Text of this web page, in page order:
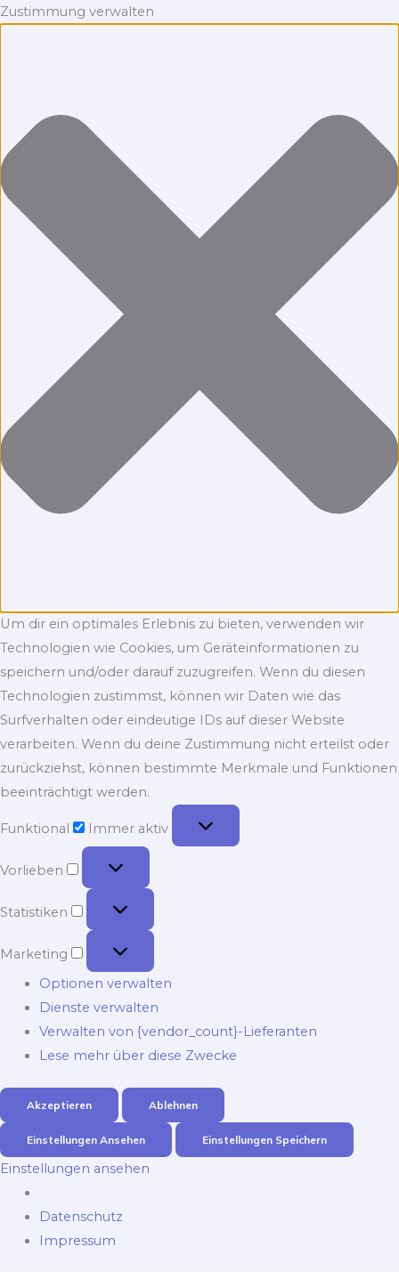
Zustimmung verwalten
Um dir ein optimales Erlebnis zu bieten, verwenden wir
Technologien wie Cookies, um Geräteinformationen zu
speichern und/oder darauf zuzugreifen. Wenn du diesen
Technologien zustimmst, können wir Daten wie das
Surfverhalten oder eindeutige IDs auf dieser Website
verarbeiten. Wenn du deine Zustimmung nicht erteilst oder
zurückziehst, können bestimmte Merkmale und Funktionen
beeinträchtigt werden.
Funktional
Immer aktiv
Vorlieben
Vorlieben
Statistiken
Statistiken
Marketing
Marketing
Optionen verwalten
Dienste verwalten
Verwalten von {vendor_count}-Lieferanten
Lese mehr über diese Zwecke
Akzeptieren Ablehnen
Einstellungen Ansehen Einstellungen Speichern
Einstellungen ansehen
Datenschutz
Impressum